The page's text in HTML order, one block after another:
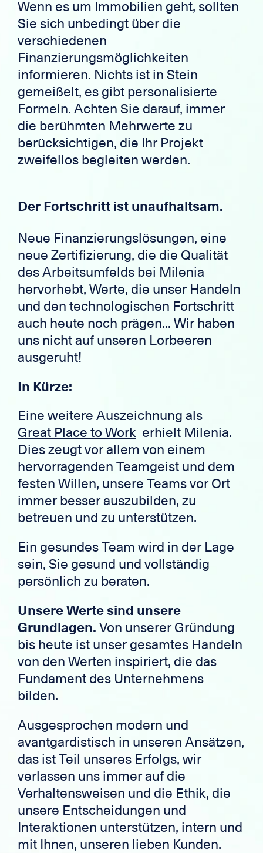
Wenn es um Immobilien geht, sollten
Sie sich unbedingt über die
verschiedenen
Finanzierungsmöglichkeiten
informieren. Nichts ist in Stein
gemeißelt, es gibt personalisierte
Formeln. Achten Sie darauf, immer
die berühmten Mehrwerte zu
berücksichtigen, die Ihr Projekt
zweifellos begleiten werden.
Der Fortschritt ist unaufhaltsam.
Neue Finanzierungslösungen, eine
neue Zertifizierung, die die Qualität
des Arbeitsumfelds bei Milenia
hervorhebt, Werte, die unser Handeln
und den technologischen Fortschritt
auch heute noch prägen... Wir haben
uns nicht auf unseren Lorbeeren
ausgeruht!
In Kürze:
Eine weitere Auszeichnung als
Great Place to Work erhielt Milenia.
Dies zeugt vor allem von einem
hervorragenden Teamgeist und dem
festen Willen, unsere Teams vor Ort
immer besser auszubilden, zu
betreuen und zu unterstützen.
Ein gesundes Team wird in der Lage
sein, Sie gesund und vollständig
persönlich zu beraten.
Unsere Werte sind unsere
Grundlagen. Von unserer Gründung
bis heute ist unser gesamtes Handeln
von den Werten inspiriert, die das
Fundament des Unternehmens
bilden.
Ausgesprochen modern und
avantgardistisch in unseren Ansätzen,
das ist Teil unseres Erfolgs, wir
verlassen uns immer auf die
Verhaltensweisen und die Ethik, die
unsere Entscheidungen und
Interaktionen unterstützen, intern und
mit Ihnen, unseren lieben Kunden.